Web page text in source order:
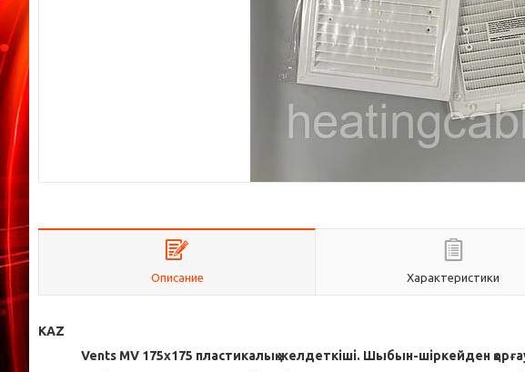
Описание Характеристики
KAZ
Vents MV 175х175 пластикалық желдеткіші. Шыбын-шіркейден